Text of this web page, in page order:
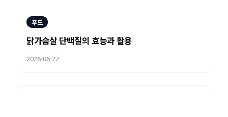
푸드
닭가슴살 단백질의 효능과 활용
2026-06-22